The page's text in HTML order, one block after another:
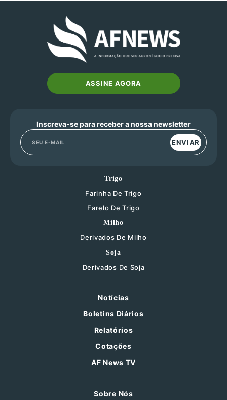
ASSINE AGORA
Inscreva-se para receber a nossa newsletter
ENVIAR
Trigo
Farinha De Trigo
Farelo De Trigo
Milho
Derivados De Milho
Soja
Derivados De Soja
Notícias
Boletins Diários
Relatórios
Cotações
AF News TV
Sobre Nós